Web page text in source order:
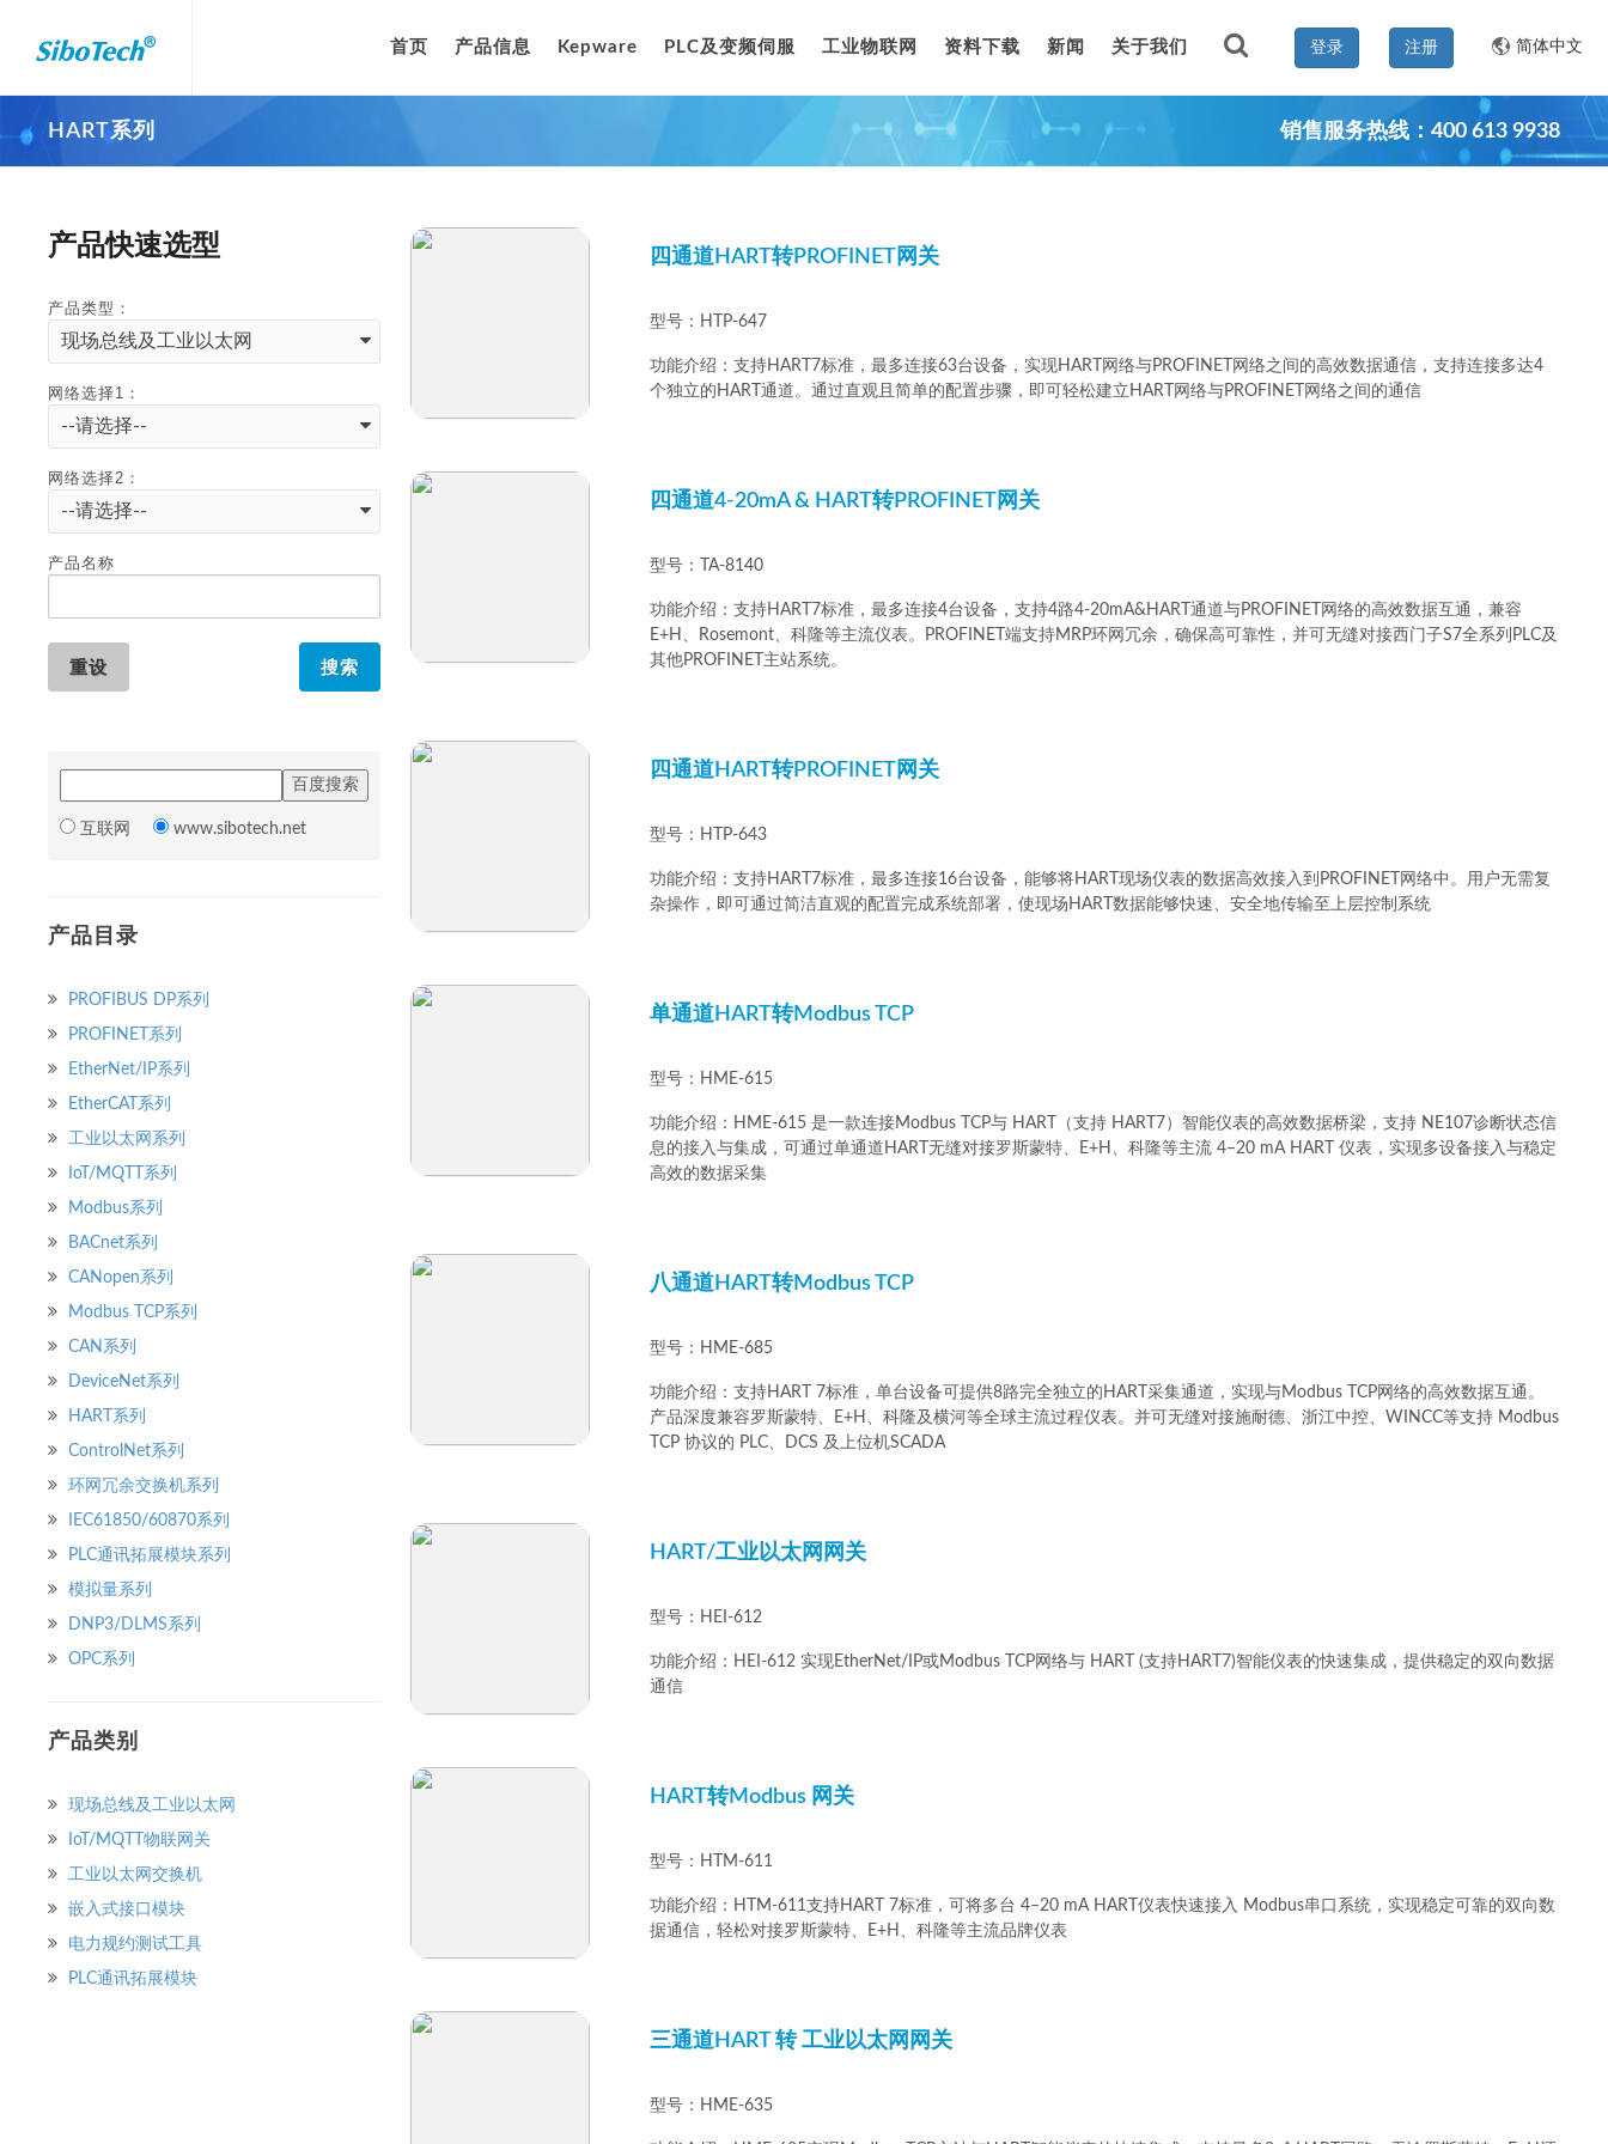
首页 产品信息 Kepware PLC及变频伺服 工业物联网 资料下载 新闻 关于我们 简体中文
注册
登录
HART系列 销售服务热线：400 613 9938
四通道HART转PROFINET网关
型号：HTP-647
功能介绍：支持HART7标准，最多连接63台设备，实现HART网络与PROFINET网络之间的高效数据通信，支持连接多达4
个独立的HART通道。通过直观且简单的配置步骤，即可轻松建立HART网络与PROFINET网络之间的通信
四通道4-20mA & HART转PROFINET网关
型号：TA-8140
功能介绍：支持HART7标准，最多连接4台设备，支持4路4-20mA&HART通道与PROFINET网络的高效数据互通，兼容
E+H、Rosemont、科隆等主流仪表。PROFINET端支持MRP环网冗余，确保高可靠性，并可无缝对接西门子S7全系列PLC及
其他PROFINET主站系统。
四通道HART转PROFINET网关
型号：HTP-643
功能介绍：支持HART7标准，最多连接16台设备，能够将HART现场仪表的数据高效接入到PROFINET网络中。用户无需复
杂操作，即可通过简洁直观的配置完成系统部署，使现场HART数据能够快速、安全地传输至上层控制系统
单通道HART转Modbus TCP
型号：HME-615
功能介绍：HME-615 是一款连接Modbus TCP与 HART（支持 HART7）智能仪表的高效数据桥梁，支持 NE107诊断状态信
息的接入与集成，可通过单通道HART无缝对接罗斯蒙特、E+H、科隆等主流 4–20 mA HART 仪表，实现多设备接入与稳定
高效的数据采集
八通道HART转Modbus TCP
型号：HME-685
功能介绍：支持HART 7标准，单台设备可提供8路完全独立的HART采集通道，实现与Modbus TCP网络的高效数据互通。
产品深度兼容罗斯蒙特、E+H、科隆及横河等全球主流过程仪表。并可无缝对接施耐德、浙江中控、WINCC等支持 Modbus
TCP 协议的 PLC、DCS 及上位机SCADA
HART/工业以太网网关
型号：HEI-612
功能介绍：HEI-612 实现EtherNet/IP或Modbus TCP网络与 HART (支持HART7)智能仪表的快速集成，提供稳定的双向数据
通信
HART转Modbus 网关
型号：HTM-611
功能介绍：HTM-611支持HART 7标准，可将多台 4–20 mA HART仪表快速接入 Modbus串口系统，实现稳定可靠的双向数
据通信，轻松对接罗斯蒙特、E+H、科隆等主流品牌仪表
三通道HART 转 工业以太网网关
型号：HME-635
产品快速选型
产品类型：
现场总线及工业以太网
网络选择1：
--请选择--
网络选择2：
--请选择--
产品名称
互联网 www.sibotech.net
产品目录
PROFIBUS DP系列
PROFINET系列
EtherNet/IP系列
EtherCAT系列
工业以太网系列
IoT/MQTT系列
Modbus系列
BACnet系列
CANopen系列
Modbus TCP系列
CAN系列
DeviceNet系列
HART系列
ControlNet系列
环网冗余交换机系列
IEC61850/60870系列
PLC通讯拓展模块系列
模拟量系列
DNP3/DLMS系列
OPC系列
产品类别
现场总线及工业以太网
IoT/MQTT物联网关
工业以太网交换机
嵌入式接口模块
电力规约测试工具
PLC通讯拓展模块